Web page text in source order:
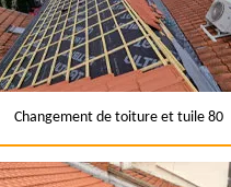
Changement de toiture et tuile 80